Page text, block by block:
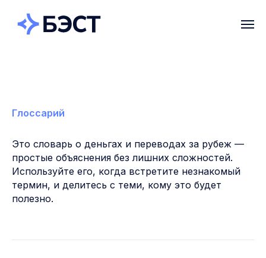
Глоссарий
Это словарь о деньгах и переводах за рубеж —
простые объяснения без лишних сложностей.
Используйте его, когда встретите незнакомый
термин, и делитесь с теми, кому это будет
полезно.